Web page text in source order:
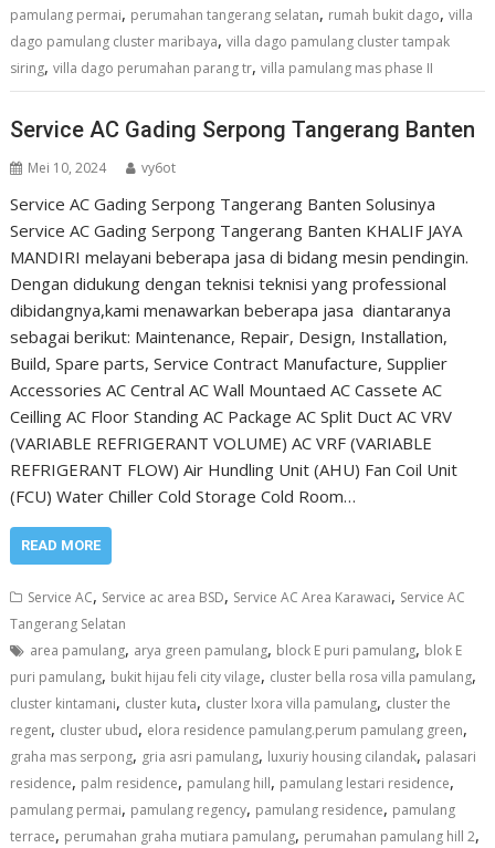
pamulang permai, perumahan tangerang selatan, rumah bukit dago,villa
dago pamulang cluster maribaya,villa dago pamulang cluster tampak
siring,villa dago perumahan parang tr,villa pamulang mas phase II
Service AC Gading Serpong Tangerang Banten
Mei 10, 2024 vy6ot
Service AC Gading Serpong Tangerang Banten Solusinya
Service AC Gading Serpong Tangerang Banten KHALIF JAYA
MANDIRI melayani beberapa jasa di bidang mesin pendingin.
Dengan didukung dengan teknisi teknisi yang professional
dibidangnya,kami menawarkan beberapa jasa diantaranya
sebagai berikut: Maintenance, Repair, Design, Installation,
Build, Spare parts, Service Contract Manufacture, Supplier
Accessories AC Central AC Wall Mountaed AC Cassete AC
Ceilling AC Floor Standing AC Package AC Split Duct AC VRV
(VARIABLE REFRIGERANT VOLUME) AC VRF (VARIABLE
REFRIGERANT FLOW) Air Hundling Unit (AHU) Fan Coil Unit
(FCU) Water Chiller Cold Storage Cold Room…
READ MORE
Service AC, Service ac area BSD, Service AC Area Karawaci, Service AC
Tangerang Selatan
area pamulang, arya green pamulang, block E puri pamulang, blok E
puri pamulang, bukit hijau feli city vilage, cluster bella rosa villa pamulang,
cluster kintamani, cluster kuta, cluster lxora villa pamulang, cluster the
regent, cluster ubud, elora residence pamulang.perum pamulang green,
graha mas serpong, gria asri pamulang, luxuriy housing cilandak, palasari
residence, palm residence, pamulang hill, pamulang lestari residence,
pamulang permai, pamulang regency, pamulang residence, pamulang
terrace, perumahan graha mutiara pamulang, perumahan pamulang hill 2,